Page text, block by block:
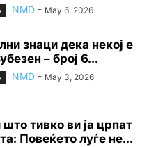
NMD - May 6, 2026
знаци дека некој е
– број 6...
NMD - May 3, 2026
тивко ви ја црпат
Повеќето луѓе не...